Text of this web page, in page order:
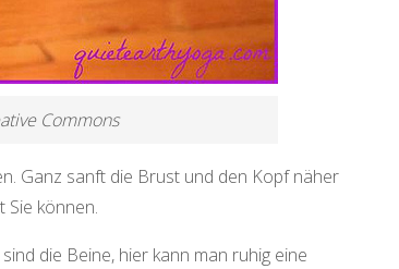
Commons
Ganz sanft die Brust und den Kopf näher
können.
die Beine, hier kann man ruhig eine